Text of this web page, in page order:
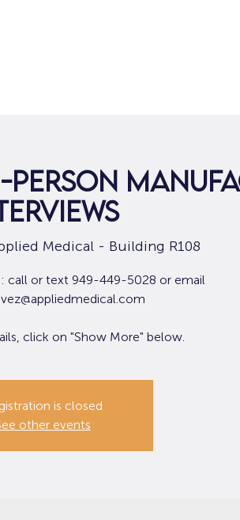
Person
Medical - Building R108
call or text 949-449-5028 or email
click on "Show More" below.
is closed
other events